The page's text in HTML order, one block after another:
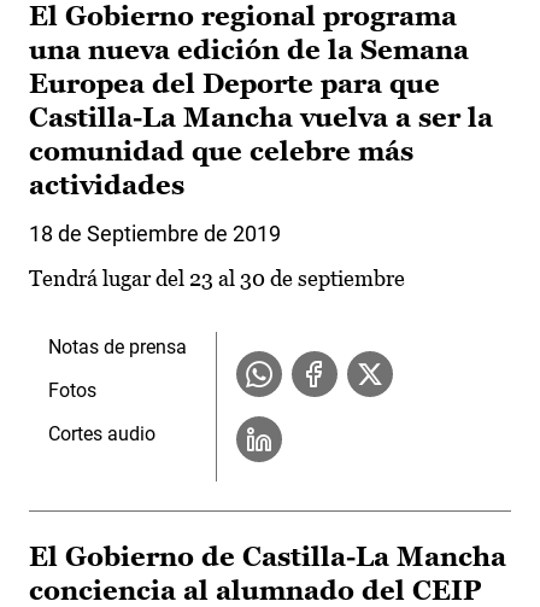
El Gobierno regional programa
una nueva edición de la Semana
Europea del Deporte para que
Castilla-La Mancha vuelva a ser la
comunidad que celebre más
actividades
18 de Septiembre de 2019
Tendrá lugar del 23 al 30 de septiembre
Notas de prensa
Fotos
Cortes audio
El Gobierno de Castilla-La Mancha
conciencia al alumnado del CEIP